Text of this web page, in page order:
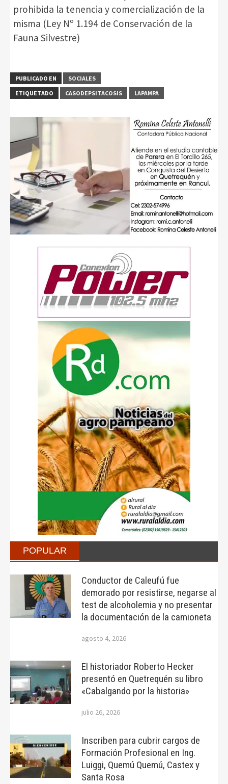
prohibida la tenencia y comercialización de la
misma (Ley Nº 1.194 de Conservación de la
Fauna Silvestre)
PUBLICADO EN
SOCIALES
ETIQUETADO
CASODEPSITACOSIS LAPAMPA
POPULAR
Conductor de Caleufú fue
demorado por resistirse, negarse al
test de alcoholemia y no presentar
la documentación de la camioneta
agosto 4, 2026
El historiador Roberto Hecker
presentó en Quetrequén su libro
«Cabalgando por la historia»
julio 26, 2026
Inscriben para cubrir cargos de
Formación Profesional en Ing.
Luiggi, Quemú Quemú, Castex y
Santa Rosa